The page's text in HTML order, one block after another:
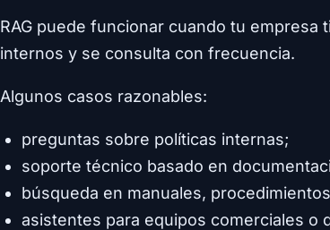
RAG puede funcionar cuando tu
internos y se consulta con frecuencia.
Algunos casos razonables:
preguntas sobre políticas internas;
soporte técnico basado en
búsqueda en manuales,
asistentes para equipos comerciales o